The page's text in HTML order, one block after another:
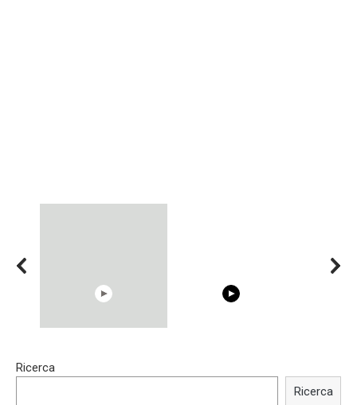
Trying BOLLYWOOD
Shocking illusion - Pretty
Ricerca
Ricerca